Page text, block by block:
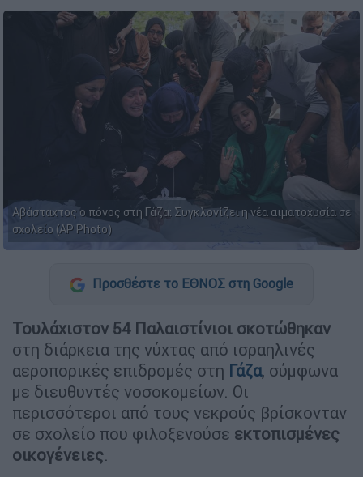
Αβάσταχτος ο πόνος στη Γάζα: Συγκλονίζει η νέα αιματοχυσία σε
σχολείο (AP Photo)
Προσθέστε το ΕΘΝΟΣ στη Google
Τουλάχιστον 54 Παλαιστίνιοι σκοτώθηκαν
στη διάρκεια της νύχτας από ισραηλινές
αεροπορικές επιδρομές στη Γάζα, σύμφωνα
με διευθυντές νοσοκομείων. Οι
περισσότεροι από τους νεκρούς βρίσκονταν
σε σχολείο που φιλοξενούσε εκτοπισμένες
οικογένειες.